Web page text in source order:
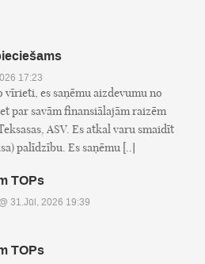
17:23
vīrieti, es saņēmu aizdevumu no
par savām finansiālajām raizēm
ASV. Es atkal varu smaidīt
palīdzību. Es saņēmu [..]
TOPs
@ 31.Jūl, 2026 19:39
TOPs